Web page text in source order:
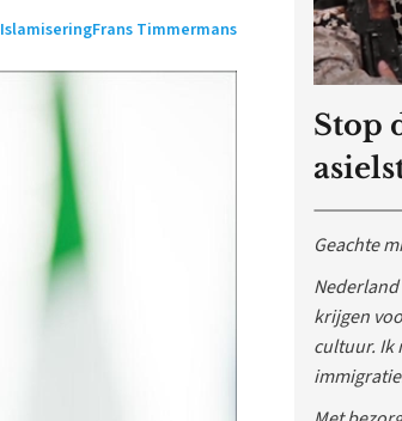
IslamiseringFrans Timmermans
Stop
Geachte
krijgen
cultuur. Ik